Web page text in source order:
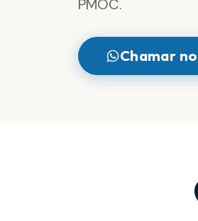
PMOC.
Chamar